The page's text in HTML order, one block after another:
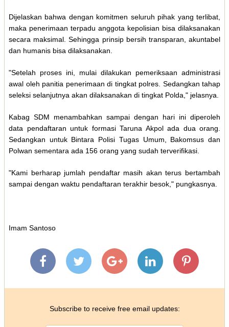
Dijelaskan bahwa dengan komitmen seluruh pihak yang terlibat,
maka penerimaan terpadu anggota kepolisian bisa dilaksanakan
secara maksimal. Sehingga prinsip bersih transparan, akuntabel
dan humanis bisa dilaksanakan.
"Setelah proses ini, mulai dilakukan pemeriksaan administrasi
awal oleh panitia penerimaan di tingkat polres. Sedangkan tahap
seleksi selanjutnya akan dilaksanakan di tingkat Polda," jelasnya.
Kabag SDM menambahkan sampai dengan hari ini diperoleh
data pendaftaran untuk formasi Taruna Akpol ada dua orang.
Sedangkan untuk Bintara Polisi Tugas Umum, Bakomsus dan
Polwan sementara ada 156 orang yang sudah terverifikasi.
"Kami berharap jumlah pendaftar masih akan terus bertambah
sampai dengan waktu pendaftaran terakhir besok," pungkasnya.
Imam Santoso
Subscribe to receive free email updates: